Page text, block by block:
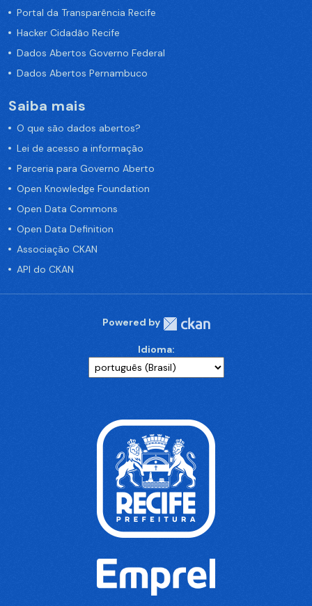
Portal da Transparência Recife
Hacker Cidadão Recife
Dados Abertos Governo Federal
Dados Abertos Pernambuco
Saiba mais
O que são dados abertos?
Lei de acesso a informação
Parceria para Governo Aberto
Open Knowledge Foundation
Open Data Commons
Open Data Definition
Associação CKAN
API do CKAN
Powered by
Idioma